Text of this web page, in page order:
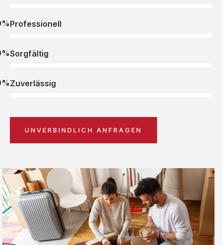
Professionell
Sorgfältig
Zuverlässig
UNVERBINDLICH ANFRAGEN